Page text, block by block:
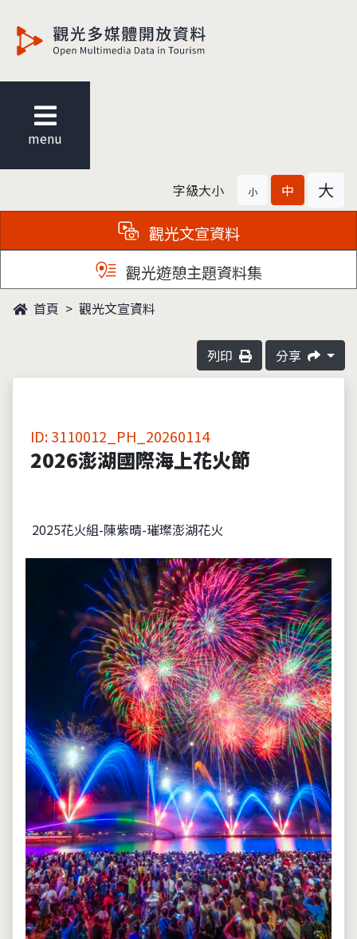
menu
字級大小 小 中 大
觀光文宣資料
觀光遊憩主題資料集
首頁 觀光文宣資料
列印 分享
ID: 3110012_PH_20260114
2026澎湖國際海上花火節
2025花火組-陳紫晴-璀璨澎湖花火